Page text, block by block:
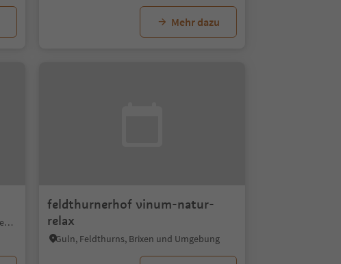
Mehr dazu
S.Cristina Gherdëina/St.Christina in Gröden, St.Christina in Gröden, Dolomitenregion Gröden
feldthurnerhof vinum-natur-
relax
Guln, Feldthurns, Brixen und Umgebung